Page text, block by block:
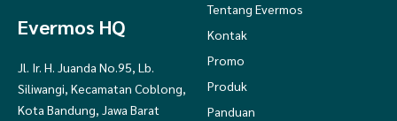
Evermos HQ
Jl. Ir. H. Juanda No.95, Lb.
Siliwangi, Kecamatan Coblong,
Kota Bandung, Jawa Barat
Tentang Evermos
Kontak
Promo
Produk
Panduan